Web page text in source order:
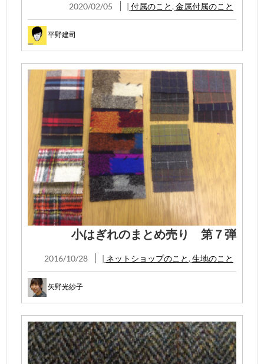
2020/02/05 | 付属のこと , 金属付属のこと
平野建司
小はぎれのまとめ売り 第７弾
2016/10/28 | ネットショップのこと , 生地のこと
矢野光紗子